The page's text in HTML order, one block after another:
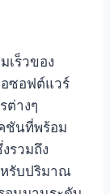
เร็วของ
อซอฟต์แวร์
ต่างๆ
ชันที่พร้อม
รวมถึง
รับปริมาณ